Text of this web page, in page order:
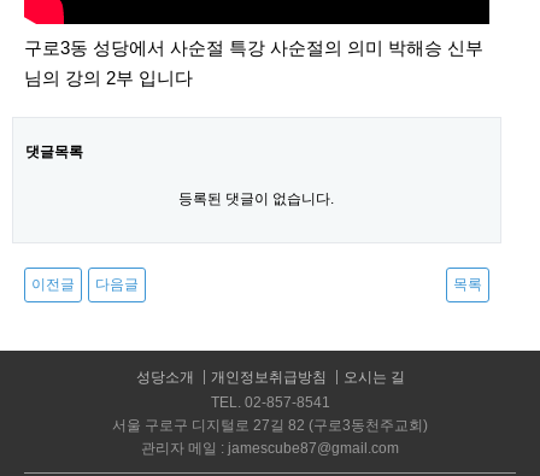
구로3동 성당에서 사순절 특강 사순절의 의미 박해승 신부
님의 강의 2부 입니다
댓글목록
등록된 댓글이 없습니다.
이전글 다음글 목록
성당소개 개인정보취급방침
오시는 길
TEL. 02-857-8541
서울 구로구 디지털로 27길 82 (구로3동천주교회)
관리자 메일 : jamescube87@gmail.com